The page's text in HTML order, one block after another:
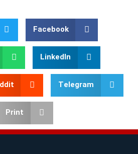
Facebook
LinkedIn
Telegram
Print